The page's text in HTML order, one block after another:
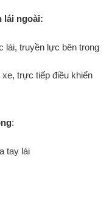
lái ngoài:
lái, truyền lực bên trong
xe, trực tiếp điều khiển
:
tay lái